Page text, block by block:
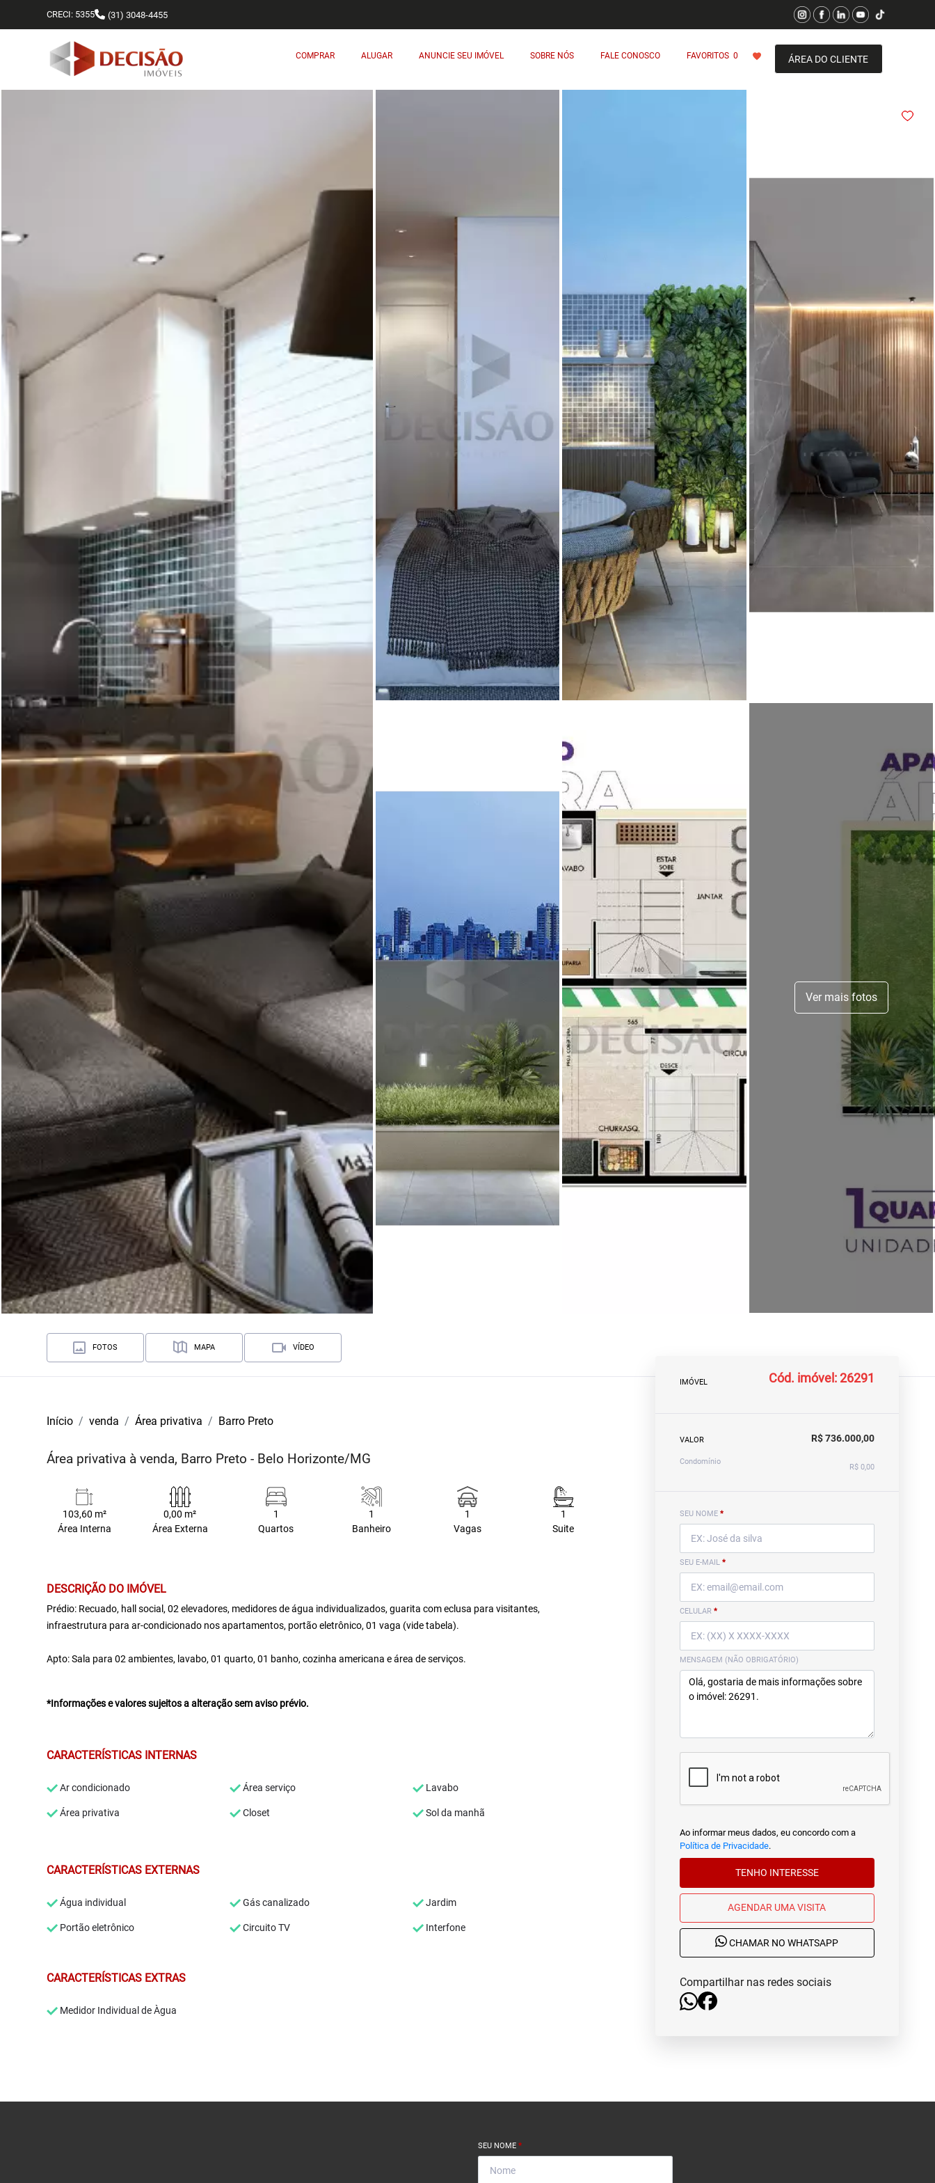
CRECI: 5355 (31) 3048-4455
COMPRAR ALUGAR ANUNCIE SEU IMÓVEL SOBRE NÓS FALE CONOSCO FAVORITOS 0 ÁREA DO CLIENTE
Ver mais fotos
FOTOS MAPA VÍDEO
Início venda Área privativa Barro Preto
Área privativa à venda, Barro Preto - Belo Horizonte/MG
103,60 m²
Área Interna
0,00 m²
Área Externa
1
Quartos
1
Banheiro
1
Vagas
1
Suite
DESCRIÇÃO DO IMÓVEL
Prédio: Recuado, hall social, 02 elevadores, medidores de água individualizados, guarita com eclusa para visitantes,
infraestrutura para ar-condicionado nos apartamentos, portão eletrônico, 01 vaga (vide tabela).
Apto: Sala para 02 ambientes, lavabo, 01 quarto, 01 banho, cozinha americana e área de serviços.
*Informações e valores sujeitos a alteração sem aviso prévio.
CARACTERÍSTICAS INTERNAS
Ar condicionado Área serviço Lavabo
Área privativa Closet Sol da manhã
CARACTERÍSTICAS EXTERNAS
Água individual Gás canalizado Jardim
Portão eletrônico Circuito TV Interfone
CARACTERÍSTICAS EXTRAS
Medidor Individual de Àgua
IMÓVEL Cód. imóvel: 26291
VALOR R$ 736.000,00
Condomínio
R$ 0,00
SEU NOME *
SEU E-MAIL *
CELULAR *
MENSAGEM (NÃO OBRIGATÓRIO)
Ao informar meus dados, eu concordo com a
Política de Privacidade.
TENHO INTERESSE
AGENDAR UMA VISITA
CHAMAR NO WHATSAPP
Compartilhar nas redes sociais
SEU NOME *